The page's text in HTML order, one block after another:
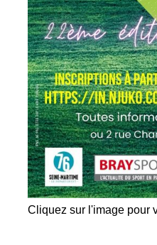
Cliquez sur l'image pour